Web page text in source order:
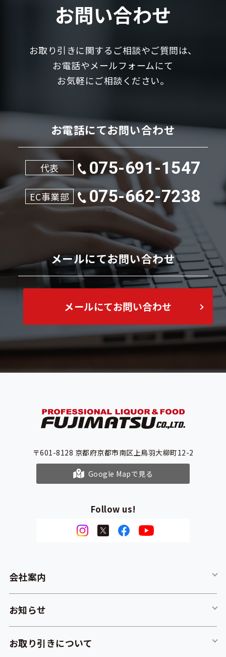
お問い合わせ
お取り引きに関するご相談やご質問は、
お電話やメールフォームにて
お気軽にご相談ください。
お電話にてお問い合わせ
代表 075-691-1547
EC事業部 075-662-7238
メールにてお問い合わせ
メールにてお問い合わせ
〒601-8128 京都府京都市南区上鳥羽大柳町12-2
Google Mapで見る
Follow us!
会社案内
お知らせ
お取り引きについて